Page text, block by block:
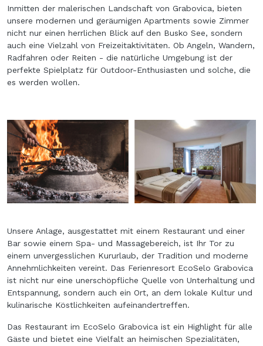
Inmitten der malerischen Landschaft von Grabovica, bieten
unsere modernen und geräumigen Apartments sowie Zimmer
nicht nur einen herrlichen Blick auf den Busko See, sondern
auch eine Vielzahl von Freizeitaktivitäten. Ob Angeln, Wandern,
Radfahren oder Reiten - die natürliche Umgebung ist der
perfekte Spielplatz für Outdoor-Enthusiasten und solche, die
es werden wollen.
Unsere Anlage, ausgestattet mit einem Restaurant und einer
Bar sowie einem Spa- und Massagebereich, ist Ihr Tor zu
einem unvergesslichen Kururlaub, der Tradition und moderne
Annehmlichkeiten vereint. Das Ferienresort EcoSelo Grabovica
ist nicht nur eine unerschöpfliche Quelle von Unterhaltung und
Entspannung, sondern auch ein Ort, an dem lokale Kultur und
kulinarische Köstlichkeiten aufeinandertreffen.
Das Restaurant im EcoSelo Grabovica ist ein Highlight für alle
Gäste und bietet eine Vielfalt an heimischen Spezialitäten,